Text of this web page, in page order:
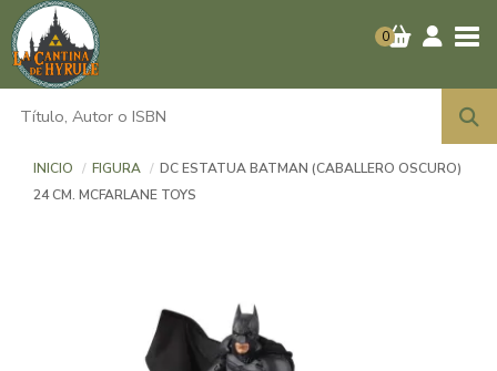
0
INICIO FIGURA
DC ESTATUA BATMAN (CABALLERO OSCURO)
24 CM. MCFARLANE TOYS